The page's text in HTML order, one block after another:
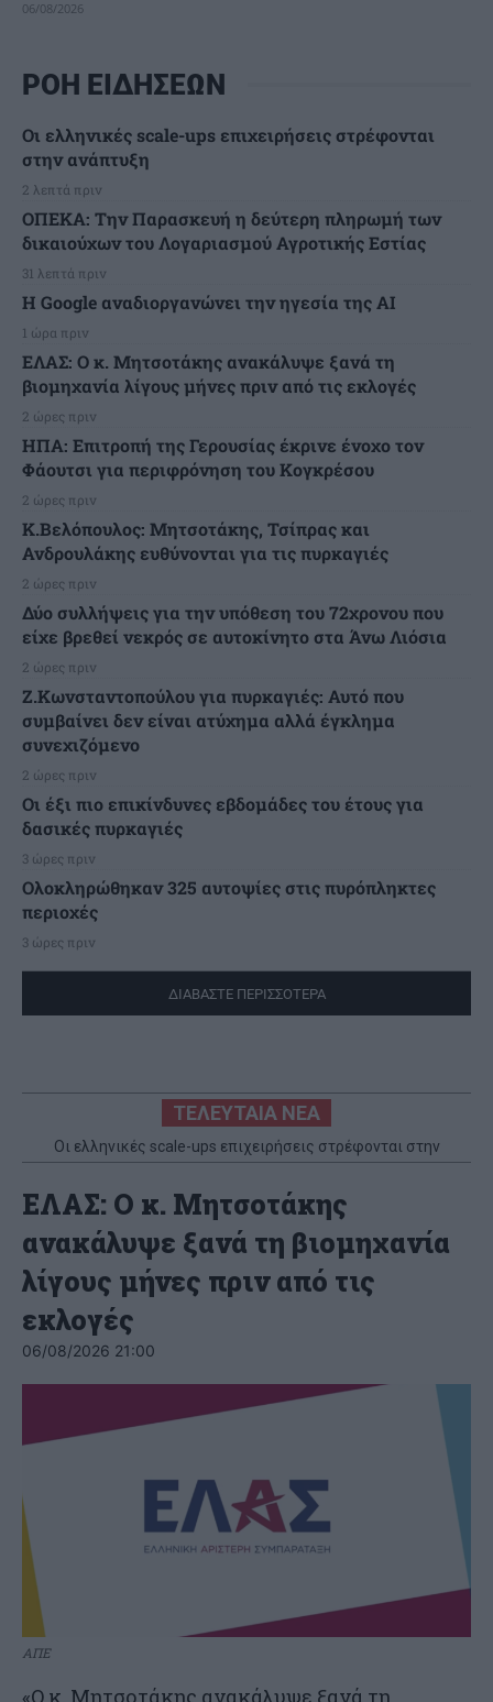
06/08/2026
ΡΟΗ ΕΙΔΗΣΕΩΝ
Οι ελληνικές scale-ups επιχειρήσεις στρέφονται
στην ανάπτυξη
2 λεπτά πριν
ΟΠΕΚΑ: Την Παρασκευή η δεύτερη πληρωμή των
δικαιούχων του Λογαριασμού Αγροτικής Εστίας
31 λεπτά πριν
H Google αναδιοργανώνει την ηγεσία της AI
1 ώρα πριν
ΕΛΑΣ: Ο κ. Μητσοτάκης ανακάλυψε ξανά τη
βιομηχανία λίγους μήνες πριν από τις εκλογές
2 ώρες πριν
ΗΠΑ: Επιτροπή της Γερουσίας έκρινε ένοχο τον
Φάουτσι για περιφρόνηση του Κογκρέσου
2 ώρες πριν
K.Βελόπουλος: Μητσοτάκης, Τσίπρας και
Ανδρουλάκης ευθύνονται για τις πυρκαγιές
2 ώρες πριν
Δύο συλλήψεις για την υπόθεση του 72χρονου που
είχε βρεθεί νεκρός σε αυτοκίνητο στα Άνω Λιόσια
2 ώρες πριν
Ζ.Κωνσταντοπούλου για πυρκαγιές: Αυτό που
συμβαίνει δεν είναι ατύχημα αλλά έγκλημα
συνεχιζόμενο
2 ώρες πριν
Οι έξι πιο επικίνδυνες εβδομάδες του έτους για
δασικές πυρκαγιές
3 ώρες πριν
Ολοκληρώθηκαν 325 αυτοψίες στις πυρόπληκτες
περιοχές
3 ώρες πριν
ΔΙΑΒΑΣΤΕ ΠΕΡΙΣΣΟΤΕΡΑ